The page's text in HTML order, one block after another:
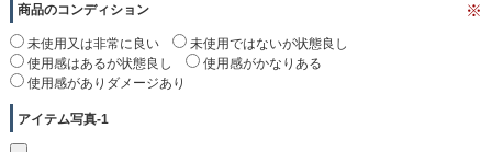
商品のコンディション ※
未使用又は非常に良い
未使用ではないが状態良し
使用感はあるが状態良し
使用感がかなりある
使用感がありダメージあり
アイテム写真-1